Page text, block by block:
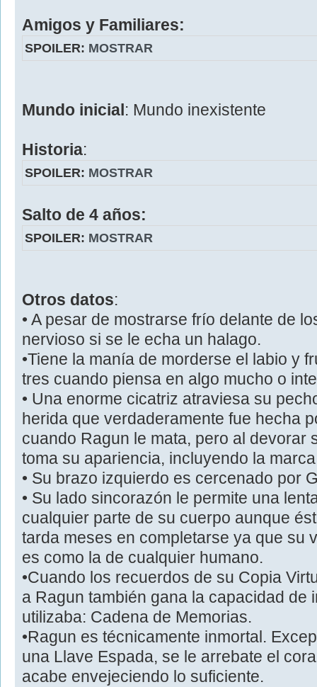
Amigos y Familiares:
SPOILER: MOSTRAR
Mundo inicial : Mundo inexistente
Historia:
SPOILER: MOSTRAR
Salto de 4 años:
SPOILER: MOSTRAR
Otros datos:
• A pesar de mostrarse frío delante de
nervioso si se le echa un halago.
•Tiene la manía de morderse el labio y
tres cuando piensa en algo mucho o
• Una enorme cicatriz atraviesa su
herida que verdaderamente fue hecha
cuando Ragun le mata, pero al devorar
toma su apariencia, incluyendo la
• Su brazo izquierdo es cercenado por
• Su lado sincorazón le permite una
cualquier parte de su cuerpo aunque
tarda meses en completarse ya que su
es como la de cualquier humano.
•Cuando los recuerdos de su Copia
a Ragun también gana la capacidad de
utilizaba: Cadena de Memorias.
•Ragun es técnicamente inmortal.
una Llave Espada, se le arrebate el
acabe envejeciendo lo suficiente.